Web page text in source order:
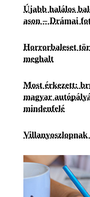
Újabb halálos
ason – Drámai
Horrorbaleset
meghalt
Most érkezett:
magyar
mindenfelé
Villanyoszlopnak